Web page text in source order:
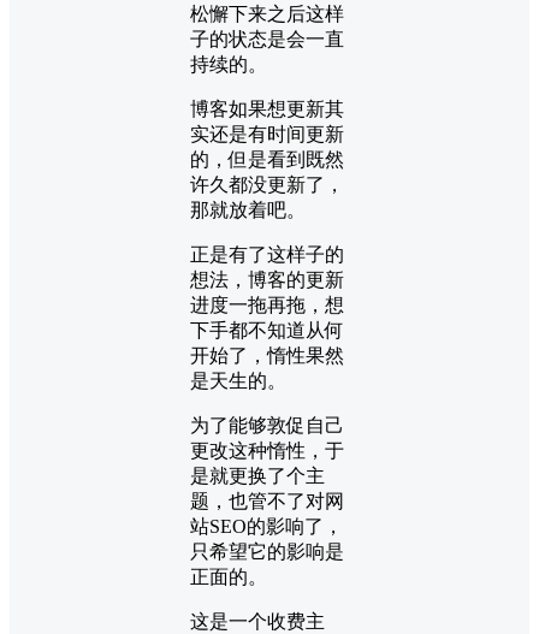
松懈下来之后这样
子的状态是会一直
持续的。
博客如果想更新其
实还是有时间更新
的，但是看到既然
许久都没更新了，
那就放着吧。
正是有了这样子的
想法，博客的更新
进度一拖再拖，想
下手都不知道从何
开始了，惰性果然
是天生的。
为了能够敦促自己
更改这种惰性，于
是就更换了个主
题，也管不了对网
站SEO的影响了，
只希望它的影响是
正面的。
这是一个收费主